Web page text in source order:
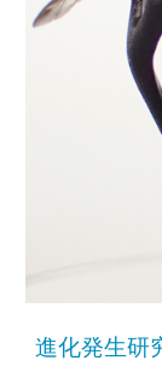
進化発生研